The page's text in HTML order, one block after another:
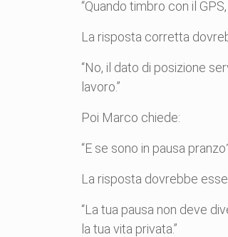
“Quando timbro con il
La risposta corretta
“No, il dato di posizione
lavoro.”
Poi Marco chiede:
“E se sono in pausa
La risposta dovrebbe
“La tua pausa non deve
la tua vita privata.”